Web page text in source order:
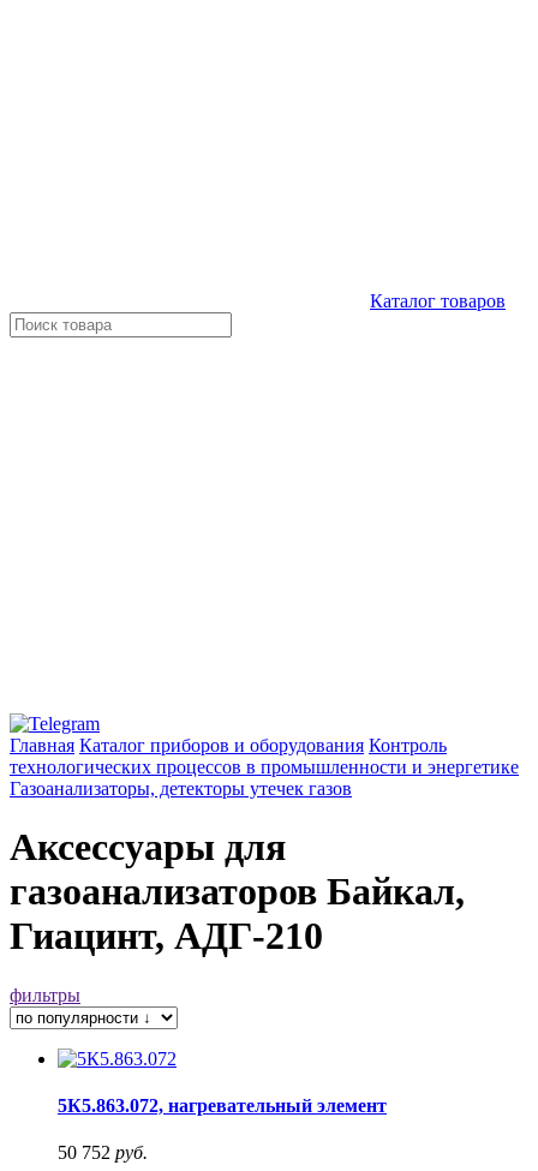
Каталог товаров
Главная Каталог приборов и оборудования Контроль
технологических процессов в промышленности и энергетике
Газоанализаторы, детекторы утечек газов
Аксессуары для
газоанализаторов Байкал,
Гиацинт, АДГ-210
фильтры
5К5.863.072, нагревательный элемент
50 752 руб.